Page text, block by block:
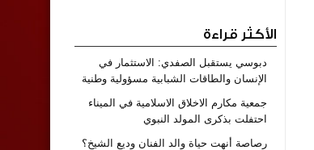
الأكثر قراءة
دبوسي يستقبل الصفدي: الاستثمار في
الإنسان والطاقات الشبابية مسؤولية وطنية
جمعية مكارم الاخلاق الاسلامية في الميناء
احتفلت بذكرى المولد النبوي
رصاصة أنهت حياة والد الفنان وديع الشيخ؟